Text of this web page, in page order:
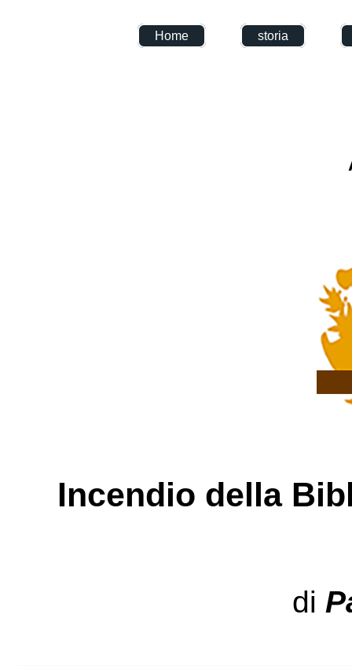
Home storia
Incendio della
di